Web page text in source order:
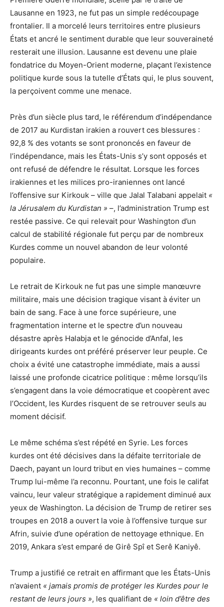
Lausanne en 1923, ne fut pas un simple redécoupage
frontalier. Il a morcelé leurs territoires entre plusieurs
États et ancré le sentiment durable que leur souveraineté
resterait une illusion. Lausanne est devenu une plaie
fondatrice du Moyen-Orient moderne, plaçant l’existence
politique kurde sous la tutelle d’États qui, le plus souvent,
la perçoivent comme une menace.
Près d’un siècle plus tard, le référendum d’indépendance
de 2017 au Kurdistan irakien a rouvert ces blessures :
92,8 % des votants se sont prononcés en faveur de
l’indépendance, mais les États-Unis s’y sont opposés et
ont refusé de défendre le résultat. Lorsque les forces
irakiennes et les milices pro-iraniennes ont lancé
l’offensive sur Kirkouk – ville que Jalal Talabani appelait «
la Jérusalem du Kurdistan » –, l’administration Trump est
restée passive. Ce qui relevait pour Washington d’un
calcul de stabilité régionale fut perçu par de nombreux
Kurdes comme un nouvel abandon de leur volonté
populaire.
Le retrait de Kirkouk ne fut pas une simple manœuvre
militaire, mais une décision tragique visant à éviter un
bain de sang. Face à une force supérieure, une
fragmentation interne et le spectre d’un nouveau
désastre après Halabja et le génocide d’Anfal, les
dirigeants kurdes ont préféré préserver leur peuple. Ce
choix a évité une catastrophe immédiate, mais a aussi
laissé une profonde cicatrice politique : même lorsqu’ils
s’engagent dans la voie démocratique et coopèrent avec
l’Occident, les Kurdes risquent de se retrouver seuls au
moment décisif.
Le même schéma s’est répété en Syrie. Les forces
kurdes ont été décisives dans la défaite territoriale de
Daech, payant un lourd tribut en vies humaines – comme
Trump lui-même l’a reconnu. Pourtant, une fois le califat
vaincu, leur valeur stratégique a rapidement diminué aux
yeux de Washington. La décision de Trump de retirer ses
troupes en 2018 a ouvert la voie à l’offensive turque sur
Afrin, suivie d’une opération de nettoyage ethnique. En
2019, Ankara s’est emparé de Girê Spî et Serê Kaniyê.
Trump a justifié ce retrait en affirmant que les États-Unis
n’avaient « jamais promis de protéger les Kurdes pour le
restant de leurs jours », les qualifiant de « loin d’être des